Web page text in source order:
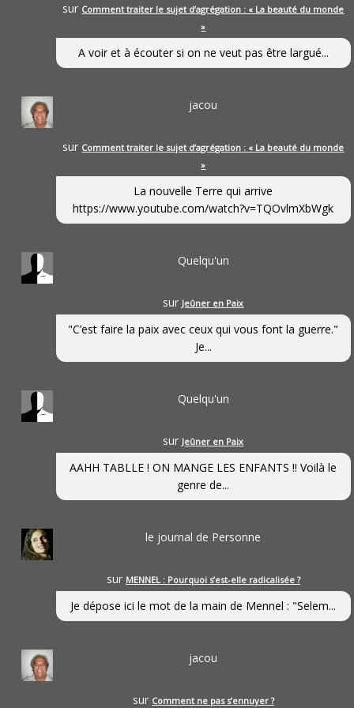
sur Comment traiter le sujet d’agrégation : « La beauté du monde
»
A voir et à écouter si on ne veut pas être largué...
jacou
sur Comment traiter le sujet d’agrégation : « La beauté du monde
»
La nouvelle Terre qui arrive
https://www.youtube.com/watch?v=TQOvlmXbWgk
Quelqu'un
sur Jeûner en Paix
"C’est faire la paix avec ceux qui vous font la guerre."
Je...
Quelqu'un
sur Jeûner en Paix
AAHH TABLLE ! ON MANGE LES ENFANTS !! Voilà le
genre de...
le journal de Personne
sur MENNEL : Pourquoi s’est-elle radicalisée ?
Je dépose ici le mot de la main de Mennel : "Selem...
jacou
sur Comment ne pas s’ennuyer ?